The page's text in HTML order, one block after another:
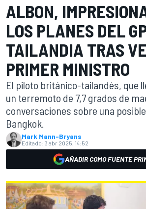
ALBON,
LOS PLANES DEL
TAILANDIA TRAS
PRIMER MINISTRO
El piloto británico-tailandés, que
un terremoto de 7,7 grados de
conversaciones sobre una
Bangkok.
Mark Mann-Bryans
Editado: 3 abr 2025, 14:52
AÑADIR COMO FUENTE